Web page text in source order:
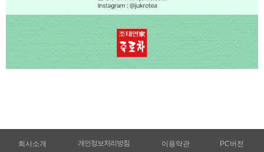
회사소개 개인정보처리방침 이용약관 PC버전